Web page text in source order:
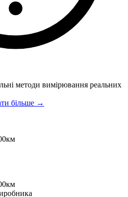
методи вимірювання реальних
більше →